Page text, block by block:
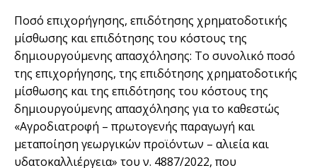
Ποσό επιχορήγησης, επιδότησης χρηματοδοτικής
μίσθωσης και επιδότησης του κόστους της
δημιουργούμενης απασχόλησης: Το συνολικό ποσό
της επιχορήγησης, της επιδότησης χρηματοδοτικής
μίσθωσης και της επιδότησης του κόστους της
δημιουργούμενης απασχόλησης για το καθεστώς
«Αγροδιατροφή – πρωτογενής παραγωγή και
μεταποίηση γεωργικών προϊόντων – αλιεία και
υδατοκαλλιέργεια» του ν. 4887/2022, που